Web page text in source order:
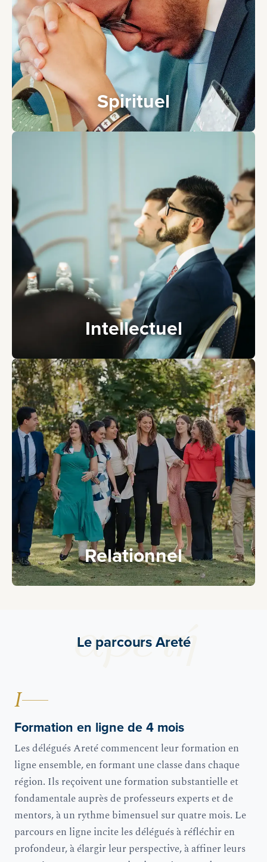
Spirituel
Intellectuel
Relationnel
Le parcours Areté
I
Formation en ligne de 4 mois
Les délégués Areté commencent leur formation en
ligne ensemble, en formant une classe dans chaque
région. Ils reçoivent une formation substantielle et
fondamentale auprès de professeurs experts et de
mentors, à un rythme bimensuel sur quatre mois. Le
parcours en ligne incite les délégués à réfléchir en
profondeur, à élargir leur perspective, à affiner leurs